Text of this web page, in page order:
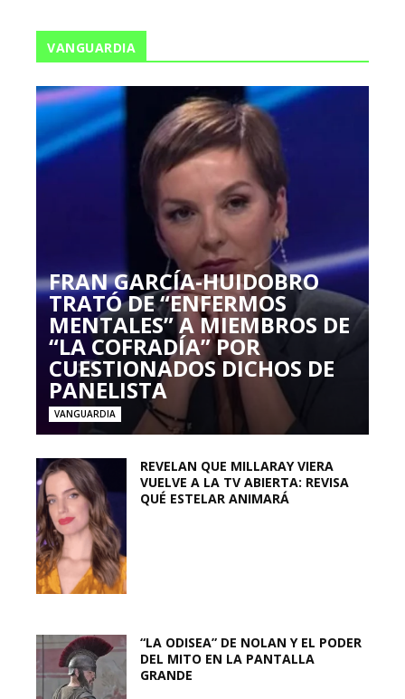
VANGUARDIA
FRAN GARCÍA-HUIDOBRO
TRATÓ DE “ENFERMOS
MENTALES” A MIEMBROS DE
“LA COFRADÍA” POR
CUESTIONADOS DICHOS DE
PANELISTA
VANGUARDIA
REVELAN QUE MILLARAY VIERA
VUELVE A LA TV ABIERTA: REVISA
QUÉ ESTELAR ANIMARÁ
“LA ODISEA” DE NOLAN Y EL PODER
DEL MITO EN LA PANTALLA
GRANDE